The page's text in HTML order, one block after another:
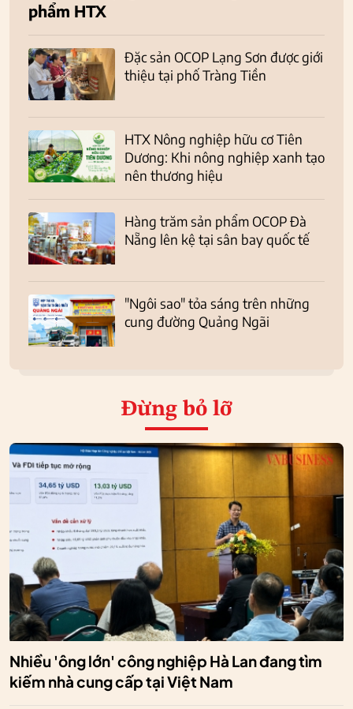
phẩm HTX
Đặc sản OCOP Lạng Sơn được giới
thiệu tại phố Tràng Tiền
HTX Nông nghiệp hữu cơ Tiên
Dương: Khi nông nghiệp xanh tạo
nên thương hiệu
Hàng trăm sản phẩm OCOP Đà
Nẵng lên kệ tại sân bay quốc tế
"Ngôi sao" tỏa sáng trên những
cung đường Quảng Ngãi
Đừng bỏ lỡ
Nhiều 'ông lớn' công nghiệp Hà Lan đang tìm
kiếm nhà cung cấp tại Việt Nam